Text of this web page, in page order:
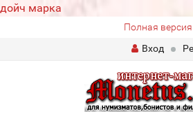
дойч марка
Полная
Вход